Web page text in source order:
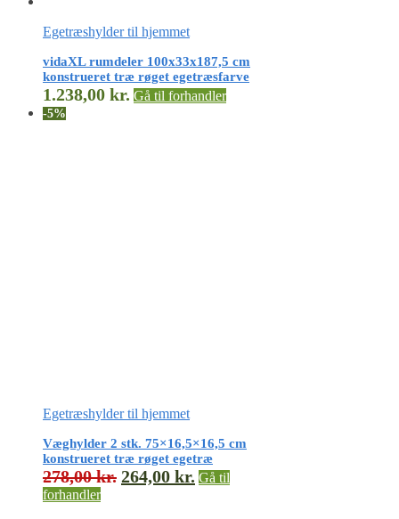
Egetræshylder til hjemmet
vidaXL rumdeler 100x33x187,5 cm
konstrueret træ røget egetræsfarve
1.238,00 kr. Gå til forhandler
-5%
Egetræshylder til hjemmet
Væghylder 2 stk. 75×16,5×16,5 cm
konstrueret træ røget egetræ
278,00kr. 264,00 kr. Gå til
forhandler